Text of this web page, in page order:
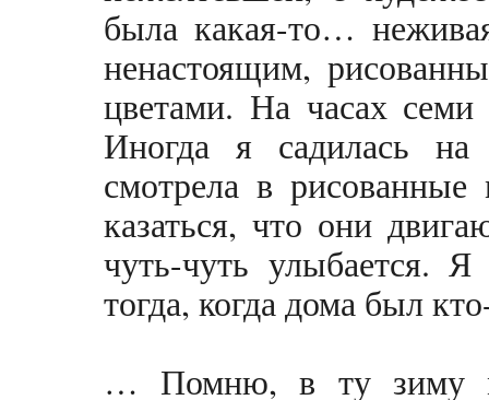
была какая-то…
ненастоящим,
цветами. На часах
Иногда я садилась
смотрела в
казаться, что они
чуть-чуть улыбается.
тогда, когда дома был
… Помню, в ту зиму